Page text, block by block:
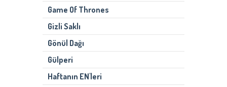
Game Of Thrones
Gizli Saklı
Gönül Dağı
Gülperi
Haftanın EN'leri